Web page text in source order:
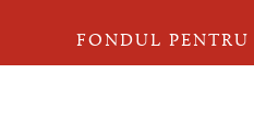
FONDUL PENTRU